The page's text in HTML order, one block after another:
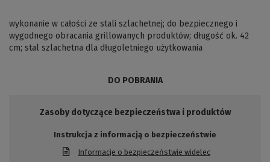
wykonanie w całości ze stali szlachetnej; do bezpiecznego i
wygodnego obracania grillowanych produktów; długość ok. 42
cm; stal szlachetna dla długoletniego użytkowania
DO POBRANIA
Zasoby dotyczące bezpieczeństwa i produktów
Instrukcja z informacją o bezpieczeństwie
Informacje o bezpieczeństwie widelec